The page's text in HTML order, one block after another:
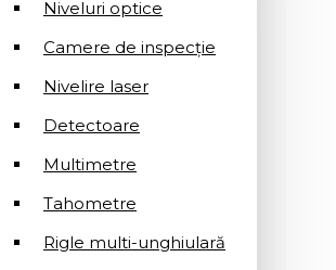
Niveluri optice
Camere de inspecție
Nivelire laser
Detectoare
Multimetre
Tahometre
Rigle multi-unghiulară